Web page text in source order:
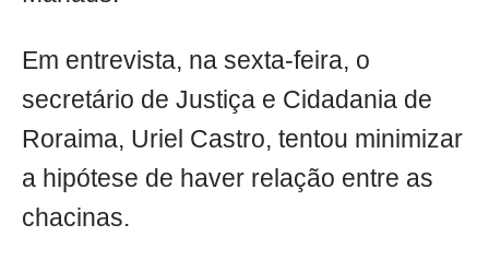
Em entrevista, na sexta-feira, o
secretário de Justiça e Cidadania de
Roraima, Uriel Castro, tentou minimizar
a hipótese de haver relação entre as
chacinas.